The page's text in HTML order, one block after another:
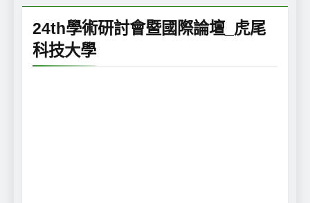
24th學術研討會暨國際論壇_虎尾
科技大學